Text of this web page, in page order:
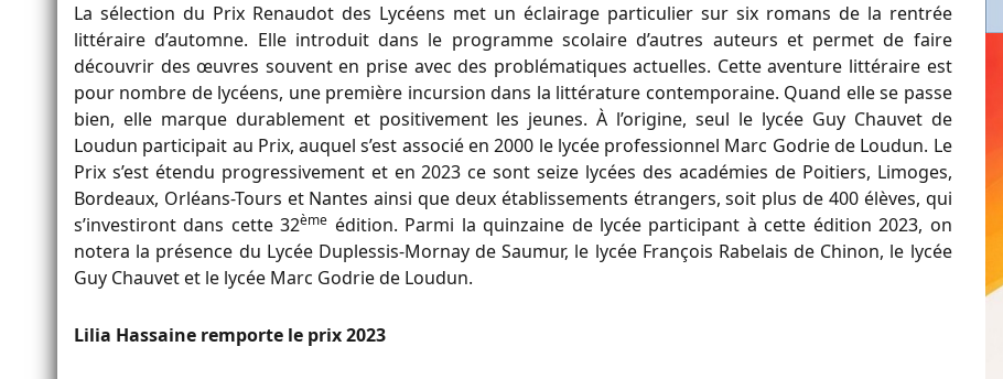
La sélection du Prix Renaudot des Lycéens met un éclairage particulier sur six romans de la rentrée
littéraire d’automne. Elle introduit dans le programme scolaire d’autres auteurs et permet de faire
découvrir des œuvres souvent en prise avec des problématiques actuelles. Cette aventure littéraire est
pour nombre de lycéens, une première incursion dans la littérature contemporaine. Quand elle se passe
bien, elle marque durablement et positivement les jeunes. À l’origine, seul le lycée Guy Chauvet de
Loudun participait au Prix, auquel s’est associé en 2000 le lycée professionnel Marc Godrie de Loudun. Le
Prix s’est étendu progressivement et en 2023 ce sont seize lycées des académies de Poitiers, Limoges,
Bordeaux, Orléans-Tours et Nantes ainsi que deux établissements étrangers, soit plus de 400 élèves, qui
s’investiront dans cette 32ème édition. Parmi la quinzaine de lycée participant à cette édition 2023, on
notera la présence du Lycée Duplessis-Mornay de Saumur, le lycée François Rabelais de Chinon, le lycée
Guy Chauvet et le lycée Marc Godrie de Loudun.
Lilia Hassaine remporte le prix 2023